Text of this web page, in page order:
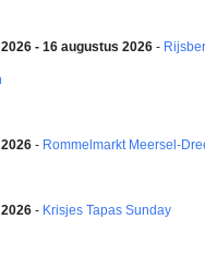
- 16 augustus 2026-
- Rommelmarkt Meersel-
- Krisjes Tapas Sunday